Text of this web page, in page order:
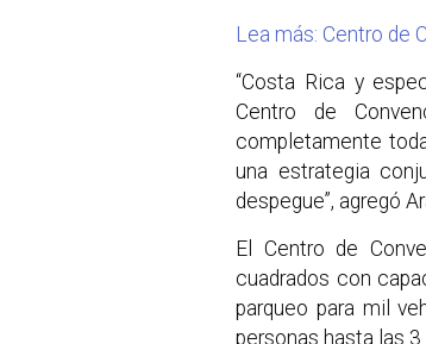
Lea más: Centro de
“Costa Rica y
Centro de
completamente
una estrategia
despegue”, agregó
El Centro de
cuadrados con
parqueo para mil
personas hasta las